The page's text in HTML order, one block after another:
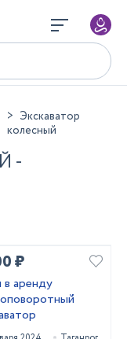
Экскаватор
колесный
-
₽
аренду